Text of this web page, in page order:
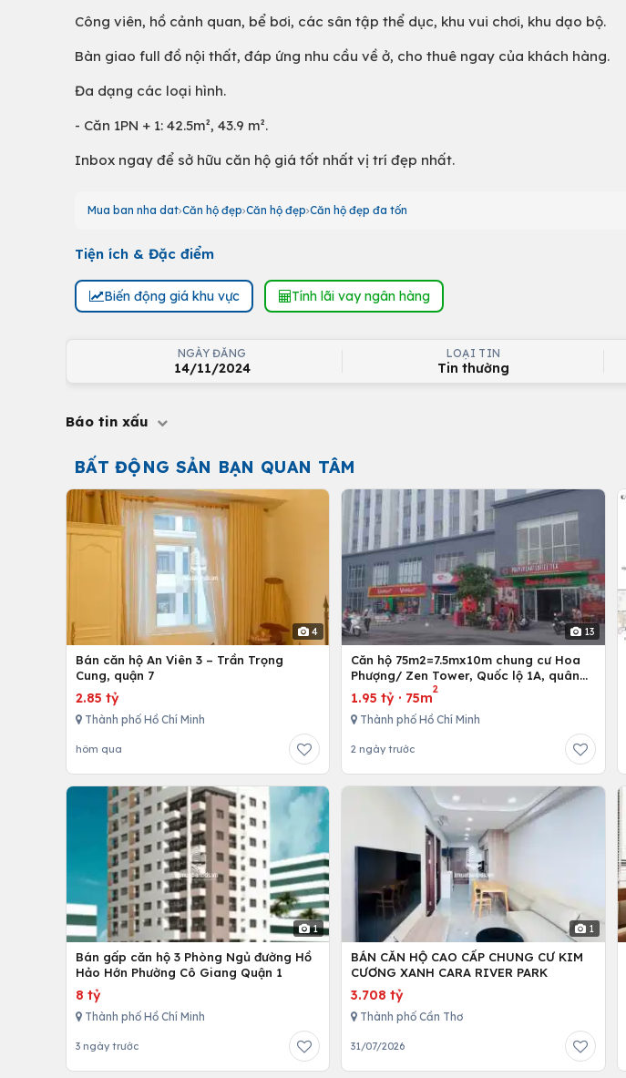
Công viên, hồ cảnh quan, bể bơi, các sân tập thể dục, khu vui chơi, khu dạo bộ.
Bàn giao full đồ nội thất, đáp ứng nhu cầu về ở, cho thuê ngay của khách hàng.
Đa dạng các loại hình.
- Căn 1PN + 1: 42.5m², 43.9 m².
Inbox ngay để sở hữu căn hộ giá tốt nhất vị trí đẹp nhất.
Mua ban nha dat Căn hộ đẹp Căn hộ đẹp Căn hộ đẹp đa tốn
Tiện ích & Đặc điểm
Biến động giá khu vực Tính lãi vay ngân hàng
NGÀY ĐĂNG
14/11/2024
LOẠI TIN
Tin thường
Báo tin xấu
BẤT ĐỘNG SẢN BẠN QUAN TÂM
4
Bán căn hộ An Viên 3 – Trần Trọng
Cung, quận 7
2.85 tỷ
Thành phố Hồ Chí Minh
hôm qua
13
Căn hộ 75m2=7.5mx10m chung cư Hoa
Phượng/ Zen Tower, Quốc lộ 1A, quân
12,Tp. Hồ Chí Minh, Việt Nam
1.95 tỷ · 75m
2
Thành phố Hồ Chí Minh
2 ngày trước
1
Bán gấp căn hộ 3 Phòng Ngủ đường Hồ
Hảo Hớn Phường Cô Giang Quận 1
8 tỷ
Thành phố Hồ Chí Minh
3 ngày trước
1
BÁN CĂN HỘ CAO CẤP CHUNG CƯ KIM
CƯƠNG XANH CARA RIVER PARK
3.708 tỷ
Thành phố Cần Thơ
31/07/2026